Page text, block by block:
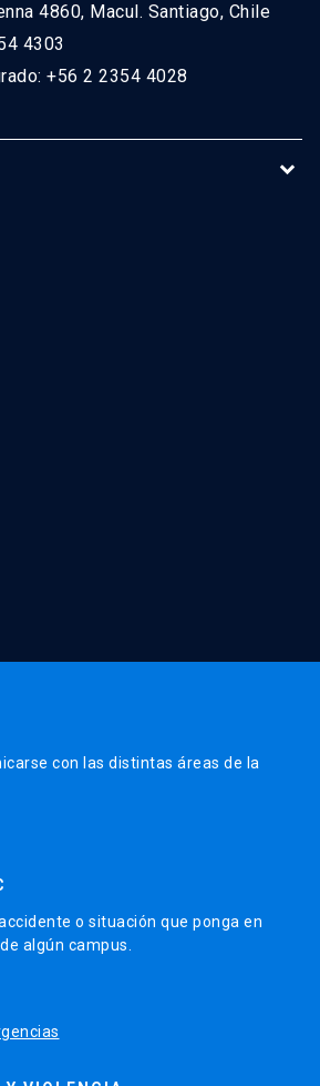
4860, Macul. Santiago, Chile
4303
+56 2 2354 4028
con las distintas áreas de la
o situación que ponga en
algún campus.